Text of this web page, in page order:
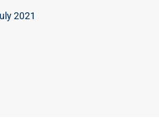
2021